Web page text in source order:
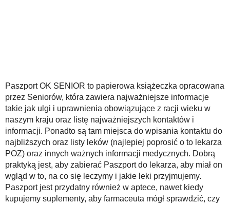
Paszport OK SENIOR to papierowa książeczka opracowana
przez Seniorów, która zawiera najważniejsze informacje
takie jak ulgi i uprawnienia obowiązujące z racji wieku w
naszym kraju oraz listę najważniejszych kontaktów i
informacji. Ponadto są tam miejsca do wpisania kontaktu do
najbliższych oraz listy leków (najlepiej poprosić o to lekarza
POZ) oraz innych ważnych informacji medycznych. Dobrą
praktyką jest, aby zabierać Paszport do lekarza, aby miał on
wgląd w to, na co się leczymy i jakie leki przyjmujemy.
Paszport jest przydatny również w aptece, nawet kiedy
kupujemy suplementy, aby farmaceuta mógł sprawdzić, czy